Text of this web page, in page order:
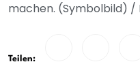
machen. (Symbolbild)
Teilen: